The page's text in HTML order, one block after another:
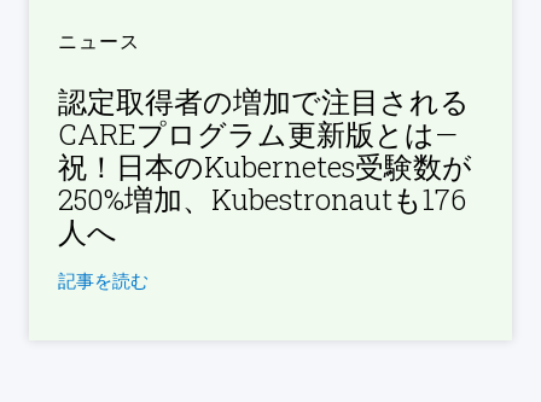
ニュース
認定取得者の増加で注目される
CAREプログラム更新版とは—
祝！日本のKubernetes受験数が
250%増加、Kubestronautも176
人へ
記事を読む